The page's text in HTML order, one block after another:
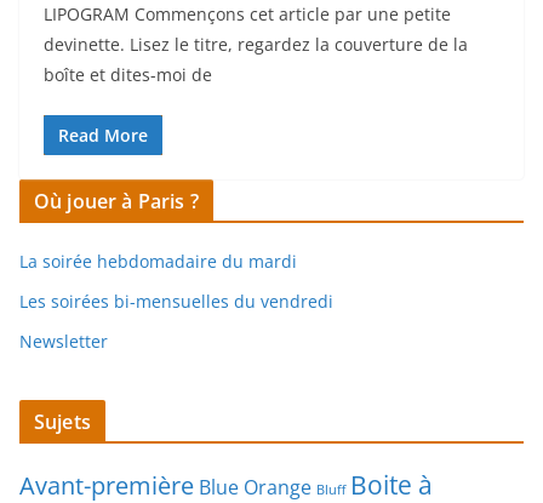
LIPOGRAM Commençons cet article par une petite
devinette. Lisez le titre, regardez la couverture de la
boîte et dites-moi de
Read More
Où jouer à Paris ?
La soirée hebdomadaire du mardi
Les soirées bi-mensuelles du vendredi
Newsletter
Sujets
Avant-première Blue Orange Bluff Boite à